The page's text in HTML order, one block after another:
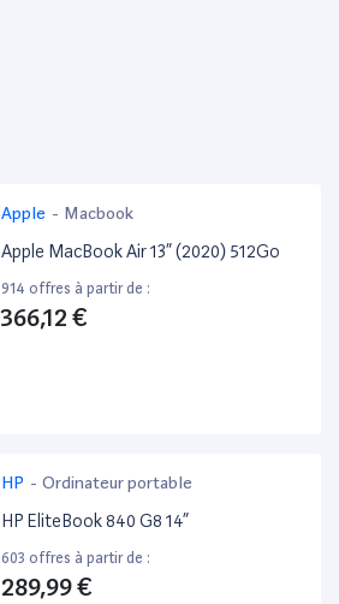
Apple - Macbook
Apple MacBook Air 13” (2020) 512Go
914 offres à partir de :
366,12 €
HP - Ordinateur portable
HP EliteBook 840 G8 14”
603 offres à partir de :
289,99 €